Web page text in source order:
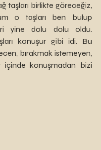
taşları birlikte göreceğiz,
o taşları ben bulup
yine dolu dolu oldu.
konuşur gibi idi. Bu
bırakmak istemeyen,
içinde konuşmadan bizi